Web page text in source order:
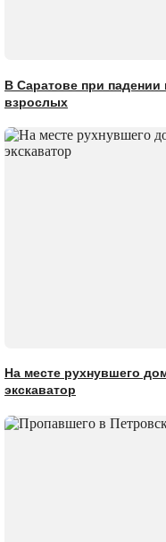
В Саратове при падении
взрослых
На месте рухнувшего
экскаватор